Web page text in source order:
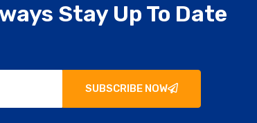
Stay Up To Date
SUBSCRIBE NOW